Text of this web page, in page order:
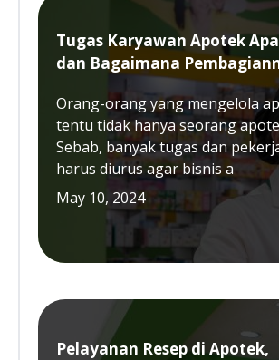
Tugas Karyawan Apotek
dan Bagaimana
Orang-orang yang mengelola
tentu tidak hanya seorang
Sebab, banyak tugas dan
harus diurus agar bisnis a
May 10, 2024
Pelayanan Resep di Apotek,